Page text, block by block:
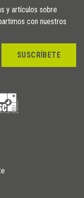
y artículos sobre
con nuestros
SUSCRÍBETE